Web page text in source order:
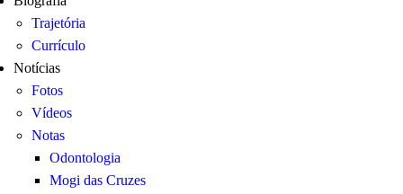
Trajetória
Currículo
Notícias
Fotos
Vídeos
Notas
Odontologia
Mogi das Cruzes